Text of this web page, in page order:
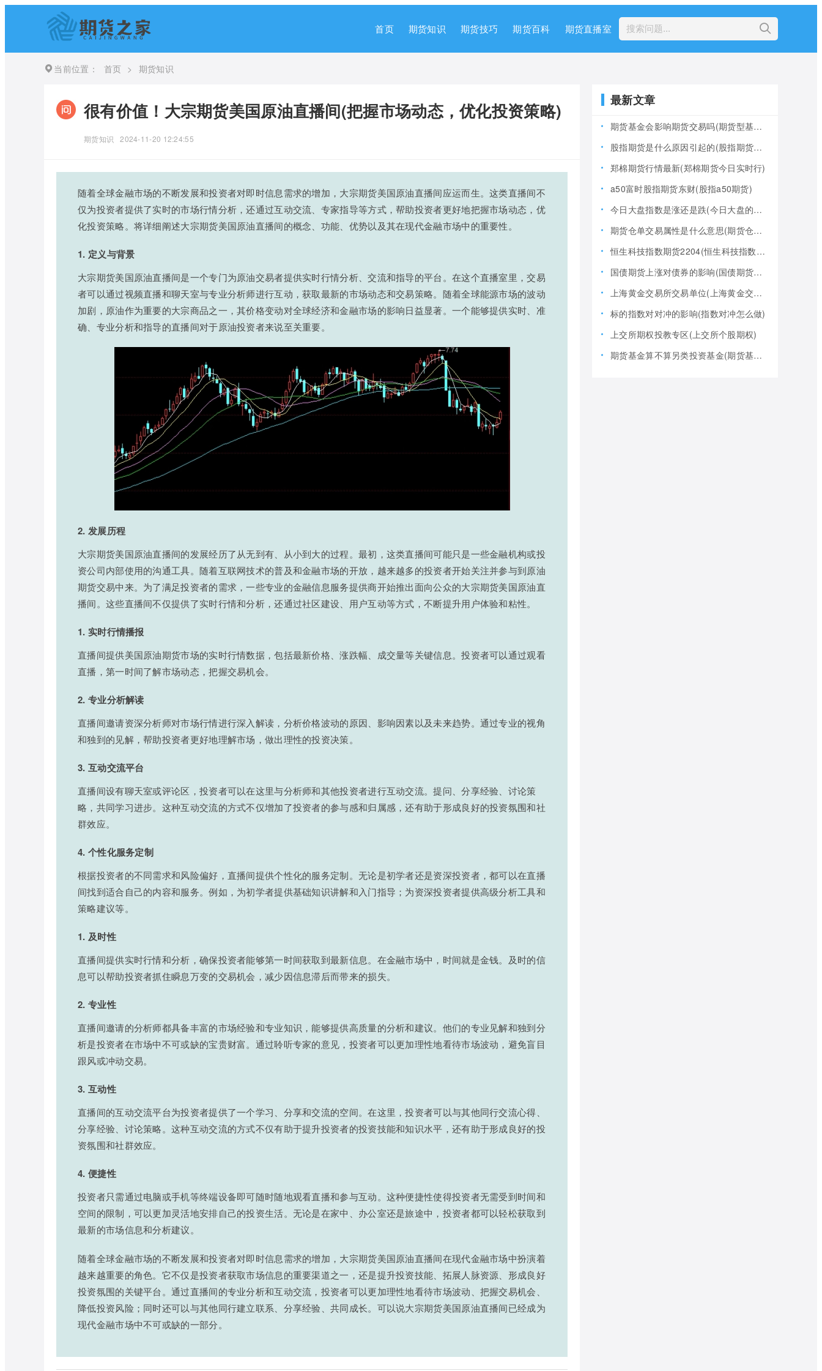
首页 期货知识 期货技巧 期货百科 期货直播室
当前位置： 首页 > 期货知识
很有价值！大宗期货美国原油直播间(把握市场动态，优化投资策略)
期货知识 2024-11-20 12:24:55
随着全球金融市场的不断发展和投资者对即时信息需求的增加，大宗期货美国原油直播间应运而生。这类直播间不
仅为投资者提供了实时的市场行情分析，还通过互动交流、专家指导等方式，帮助投资者更好地把握市场动态，优
化投资策略。将详细阐述大宗期货美国原油直播间的概念、功能、优势以及其在现代金融市场中的重要性。
1. 定义与背景
大宗期货美国原油直播间是一个专门为原油交易者提供实时行情分析、交流和指导的平台。在这个直播室里，交易
者可以通过视频直播和聊天室与专业分析师进行互动，获取最新的市场动态和交易策略。随着全球能源市场的波动
加剧，原油作为重要的大宗商品之一，其价格变动对全球经济和金融市场的影响日益显著。一个能够提供实时、准
确、专业分析和指导的直播间对于原油投资者来说至关重要。
2. 发展历程
大宗期货美国原油直播间的发展经历了从无到有、从小到大的过程。最初，这类直播间可能只是一些金融机构或投
资公司内部使用的沟通工具。随着互联网技术的普及和金融市场的开放，越来越多的投资者开始关注并参与到原油
期货交易中来。为了满足投资者的需求，一些专业的金融信息服务提供商开始推出面向公众的大宗期货美国原油直
播间。这些直播间不仅提供了实时行情和分析，还通过社区建设、用户互动等方式，不断提升用户体验和粘性。
1. 实时行情播报
直播间提供美国原油期货市场的实时行情数据，包括最新价格、涨跌幅、成交量等关键信息。投资者可以通过观看
直播，第一时间了解市场动态，把握交易机会。
2. 专业分析解读
直播间邀请资深分析师对市场行情进行深入解读，分析价格波动的原因、影响因素以及未来趋势。通过专业的视角
和独到的见解，帮助投资者更好地理解市场，做出理性的投资决策。
3. 互动交流平台
直播间设有聊天室或评论区，投资者可以在这里与分析师和其他投资者进行互动交流。提问、分享经验、讨论策
略，共同学习进步。这种互动交流的方式不仅增加了投资者的参与感和归属感，还有助于形成良好的投资氛围和社
群效应。
4. 个性化服务定制
根据投资者的不同需求和风险偏好，直播间提供个性化的服务定制。无论是初学者还是资深投资者，都可以在直播
间找到适合自己的内容和服务。例如，为初学者提供基础知识讲解和入门指导；为资深投资者提供高级分析工具和
策略建议等。
1. 及时性
直播间提供实时行情和分析，确保投资者能够第一时间获取到最新信息。在金融市场中，时间就是金钱。及时的信
息可以帮助投资者抓住瞬息万变的交易机会，减少因信息滞后而带来的损失。
2. 专业性
直播间邀请的分析师都具备丰富的市场经验和专业知识，能够提供高质量的分析和建议。他们的专业见解和独到分
析是投资者在市场中不可或缺的宝贵财富。通过聆听专家的意见，投资者可以更加理性地看待市场波动，避免盲目
跟风或冲动交易。
3. 互动性
直播间的互动交流平台为投资者提供了一个学习、分享和交流的空间。在这里，投资者可以与其他同行交流心得、
分享经验、讨论策略。这种互动交流的方式不仅有助于提升投资者的投资技能和知识水平，还有助于形成良好的投
资氛围和社群效应。
4. 便捷性
投资者只需通过电脑或手机等终端设备即可随时随地观看直播和参与互动。这种便捷性使得投资者无需受到时间和
空间的限制，可以更加灵活地安排自己的投资生活。无论是在家中、办公室还是旅途中，投资者都可以轻松获取到
最新的市场信息和分析建议。
随着全球金融市场的不断发展和投资者对即时信息需求的增加，大宗期货美国原油直播间在现代金融市场中扮演着
越来越重要的角色。它不仅是投资者获取市场信息的重要渠道之一，还是提升投资技能、拓展人脉资源、形成良好
投资氛围的关键平台。通过直播间的专业分析和互动交流，投资者可以更加理性地看待市场波动、把握交易机会、
降低投资风险；同时还可以与其他同行建立联系、分享经验、共同成长。可以说大宗期货美国原油直播间已经成为
现代金融市场中不可或缺的一部分。
最新文章
期货基金会影响期货交易吗(期货型基金风险大吗)
股指期货是什么原因引起的(股指期货产生的原因)
郑棉期货行情最新(郑棉期货今日实时行)
a50富时股指期货东财(股指a50期货)
今日大盘指数是涨还是跌(今日大盘的指数是多少)
期货仓单交易属性是什么意思(期货仓是什么意思)
恒生科技指数期货2204(恒生科技指数期货夜盘)
国债期货上涨对债券的影响(国债期货上涨对债券的影响大吗)
上海黄金交易所交易单位(上海黄金交易所全称)
标的指数对对冲的影响(指数对冲怎么做)
上交所期权投教专区(上交所个股期权)
期货基金算不算另类投资基金(期货基金是期货还是基金)